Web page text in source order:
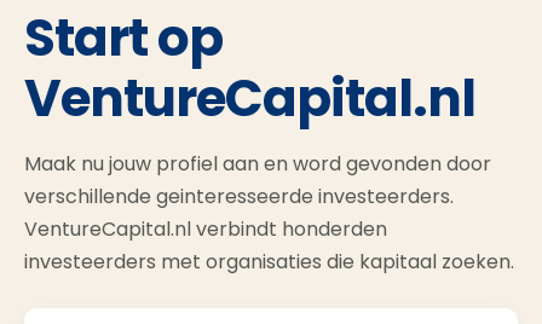
Start op
VentureCapital.nl
Maak nu jouw profiel aan en word gevonden door
verschillende geinteresseerde investeerders.
VentureCapital.nl verbindt honderden
investeerders met organisaties die kapitaal zoeken.